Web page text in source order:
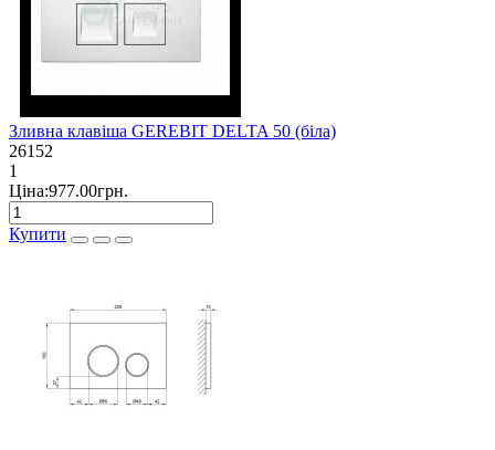
Зливна клавіша GEREBIT DELTA 50 (біла)
26152
1
Ціна:977.00грн.
Купити